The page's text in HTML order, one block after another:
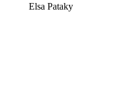
Elsa Pataky